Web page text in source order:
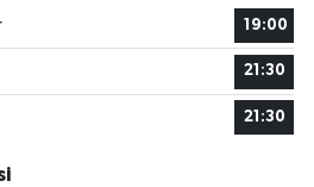
19:00
21:30
21:30